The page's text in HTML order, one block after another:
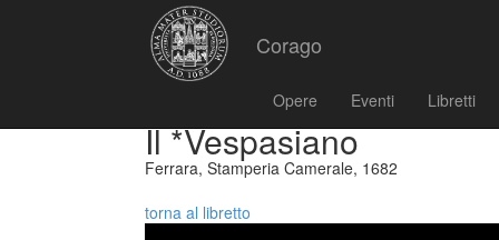
Corago
Opere Eventi Libretti
Il *Vespasiano
Ferrara, Stamperia Camerale, 1682
torna al libretto